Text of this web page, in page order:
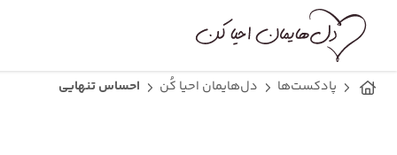
پادکست‌ها دل‌هایمان احیا کُن احساس تنهایی